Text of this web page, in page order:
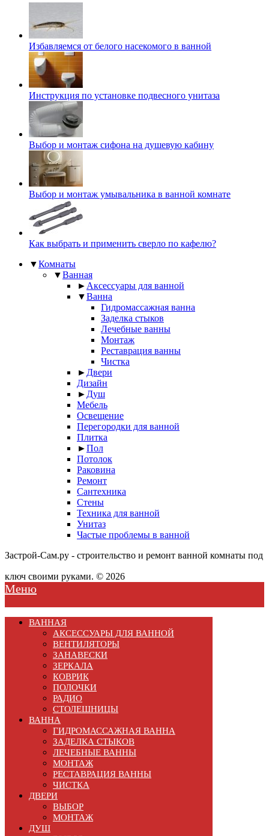
Избавляемся от белого насекомого в ванной
Инструкция по установке подвесного унитаза
Выбор и монтаж сифона на душевую кабину
Выбор и монтаж умывальника в ванной комнате
Как выбрать и применить сверло по кафелю?
▼Комнаты
▼Ванная
► Аксессуары для ванной
▼Ванна
Гидромассажная ванна
Заделка стыков
Лечебные ванны
Монтаж
Реставрация ванны
Чистка
► Двери
Дизайн
► Душ
Мебель
Освещение
Перегородки для ванной
Плитка
►Пол
Потолок
Раковина
Ремонт
Сантехника
Стены
Техника для ванной
Унитаз
Частые проблемы в ванной
Застрой-Сам.ру - строительство и ремонт ванной комнаты под
ключ своими руками. © 2026
Меню
ВАННАЯ
АКСЕССУАРЫ ДЛЯ ВАННОЙ
ВЕНТИЛЯТОРЫ
ЗАНАВЕСКИ
ЗЕРКАЛА
КОВРИК
ПОЛОЧКИ
РАДИО
СТОЛЕШНИЦЫ
ВАННА
ГИДРОМАССАЖНАЯ ВАННА
ЗАДЕЛКА СТЫКОВ
ЛЕЧЕБНЫЕ ВАННЫ
МОНТАЖ
РЕСТАВРАЦИЯ ВАННЫ
ЧИСТКА
ДВЕРИ
ВЫБОР
МОНТАЖ
ДУШ